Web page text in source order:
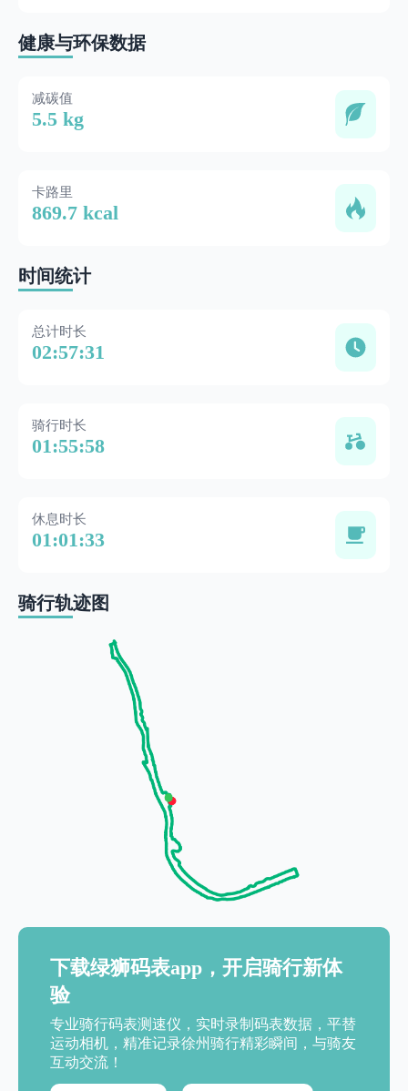
健康与环保数据
减碳值
5.5 kg
卡路里
869.7 kcal
时间统计
总计时长
02:57:31
骑行时长
01:55:58
休息时长
01:01:33
骑行轨迹图
下载绿狮码表app，开启骑行新体
验
专业骑行码表测速仪，实时录制码表数据，平替
运动相机，精准记录徐州骑行精彩瞬间，与骑友
互动交流！